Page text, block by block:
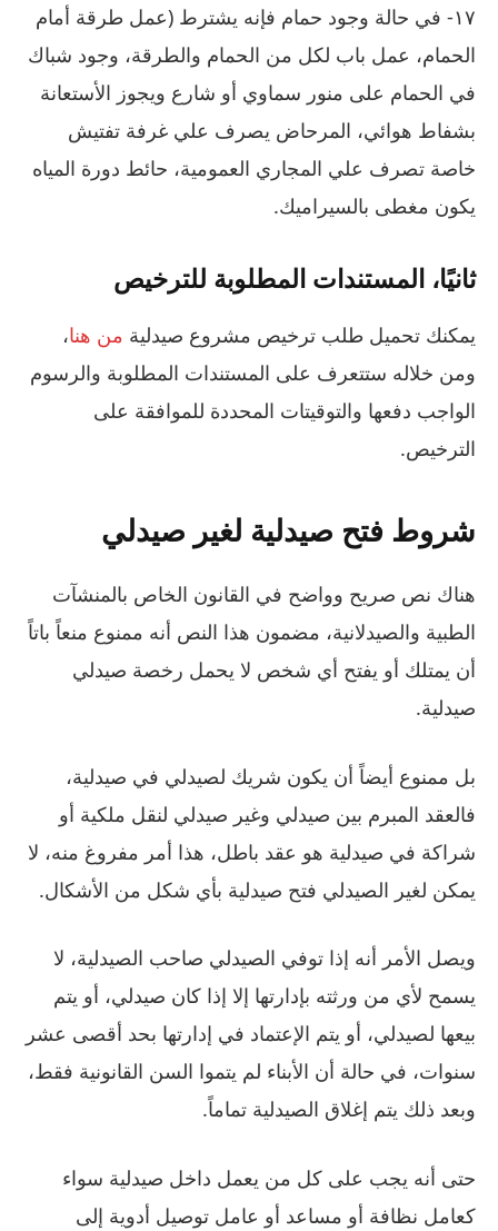
١٧- في حالة وجود حمام فإنه يشترط (عمل طرقة أمام
الحمام، عمل باب لكل من الحمام والطرقة، وجود شباك
في الحمام على منور سماوي أو شارع ويجوز الأستعانة
بشفاط هوائي، المرحاض يصرف علي غرفة تفتيش
خاصة تصرف علي المجاري العمومية، حائط دورة المياه
يكون مغطى بالسيراميك.
ثانيًا، المستندات المطلوبة للترخيص
يمكنك تحميل طلب ترخيص مشروع صيدلية من هنا،
ومن خلاله ستتعرف على المستندات المطلوبة والرسوم
الواجب دفعها والتوقيتات المحددة للموافقة على
الترخيص.
شروط فتح صيدلية لغير صيدلي
هناك نص صريح وواضح في القانون الخاص بالمنشآت
الطبية والصيدلانية، مضمون هذا النص أنه ممنوع منعاً باتاً
أن يمتلك أو يفتح أي شخص لا يحمل رخصة صيدلي
صيدلية.
بل ممنوع أيضاً أن يكون شريك لصيدلي في صيدلية،
فالعقد المبرم بين صيدلي وغير صيدلي لنقل ملكية أو
شراكة في صيدلية هو عقد باطل، هذا أمر مفروغ منه، لا
يمكن لغير الصيدلي فتح صيدلية بأي شكل من الأشكال.
ويصل الأمر أنه إذا توفي الصيدلي صاحب الصيدلية، لا
يسمح لأي من ورثته بإدارتها إلا إذا كان صيدلي، أو يتم
بيعها لصيدلي، أو يتم الإعتماد في إدارتها بحد أقصى عشر
سنوات، في حالة أن الأبناء لم يتموا السن القانونية فقط،
وبعد ذلك يتم إغلاق الصيدلية تماماً.
حتى أنه يجب على كل من يعمل داخل صيدلية سواء
كعامل نظافة أو مساعد أو عامل توصيل أدوية إلى